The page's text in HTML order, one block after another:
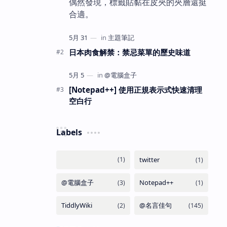
合適。
日本肉食解禁：禁忌菜單的歷史味道
[Notepad++] 使用正規表示式快速清理
空白行
Labels